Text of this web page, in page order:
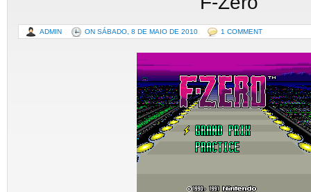
ADMIN ON SÁBADO, 8 DE MAIO DE 2010 1 COMMENT